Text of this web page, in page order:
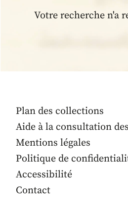
Votre recherche n'a
Plan des collections
Aide à la consultation
Mentions légales
Politique de
Accessibilité
Contact